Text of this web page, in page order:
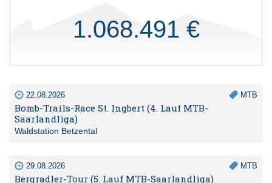
1.068.491 €
22.08.2026 MTB
Bomb-Trails-Race St. Ingbert (4. Lauf MTB-
Saarlandliga)
Waldstation Betzental
29.08.2026 MTB
Bergradler-Tour (5. Lauf MTB-Saarlandliga)